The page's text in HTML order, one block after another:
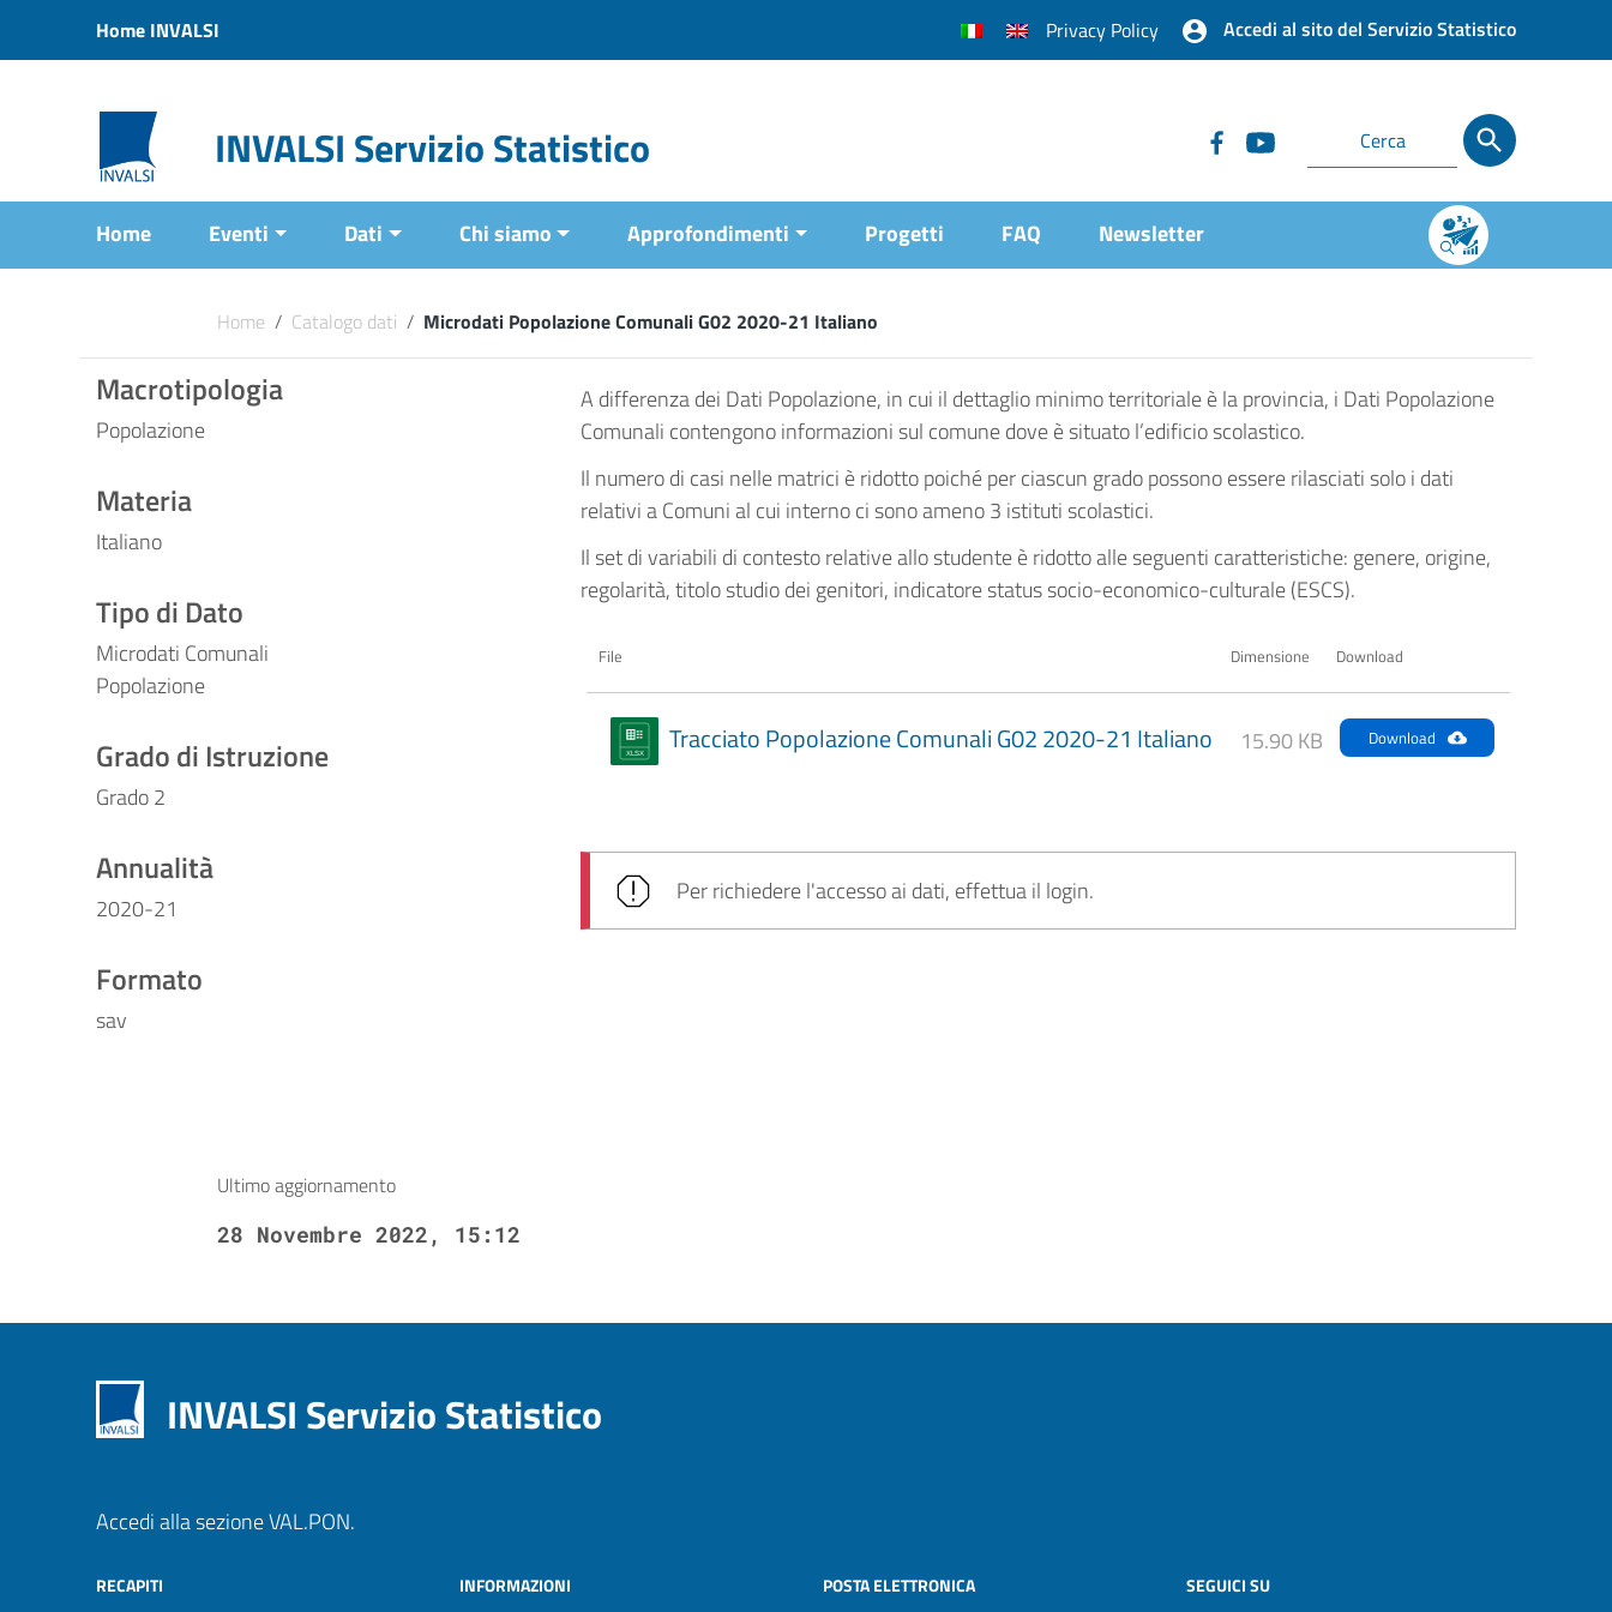
Vai al menu di navigazione
Home INVALSI Privacy Policy Accedi al sito del Servizio Statistico
INVALSI Servizio Statistico
Home Eventi Dati Chi siamo Approfondimenti Progetti FAQ Newsletter
Home / Catalogo dati / Microdati Popolazione Comunali G02 2020-21 Italiano
Macrotipologia
Popolazione
Materia
Italiano
Tipo di Dato
Microdati Comunali
Popolazione
Grado di Istruzione
Grado 2
Annualità
2020-21
Formato
sav
A differenza dei Dati Popolazione, in cui il dettaglio minimo territoriale è la provincia, i Dati Popolazione
Comunali contengono informazioni sul comune dove è situato l’edificio scolastico.
Il numero di casi nelle matrici è ridotto poiché per ciascun grado possono essere rilasciati solo i dati
relativi a Comuni al cui interno ci sono ameno 3 istituti scolastici.
Il set di variabili di contesto relative allo studente è ridotto alle seguenti caratteristiche: genere, origine,
regolarità, titolo studio dei genitori, indicatore status socio-economico-culturale (ESCS).
File Dimensione Download
Tracciato Popolazione Comunali G02 2020-21 Italiano 15.90 KB Download
Per richiedere l'accesso ai dati, effettua il login.
Ultimo aggiornamento
28 Novembre 2022, 15:12
INVALSI Servizio Statistico
Accedi alla sezione VAL.PON.
RECAPITI INFORMAZIONI POSTA ELETTRONICA SEGUICI SU